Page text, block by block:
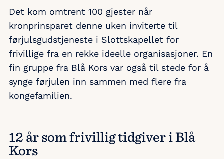
Det kom omtrent 100 gjester når
kronprinsparet denne uken inviterte til
førjulsgudstjeneste i Slottskapellet for
frivillige fra en rekke ideelle organisasjoner. En
fin gruppe fra Blå Kors var også til stede for å
synge førjulen inn sammen med flere fra
kongefamilien.
12 år som frivillig tidgiver i Blå
Kors